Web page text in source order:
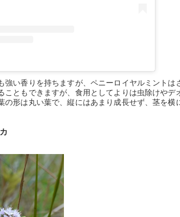
強い香りを持ちますが、ペニーロイヤルミントは
こともできますが、食用としてよりは虫除けやデ
の形は丸い葉で、縦にはあまり成長せず、茎を横